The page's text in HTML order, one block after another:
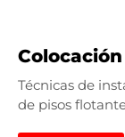
Técnicas de
de pisos